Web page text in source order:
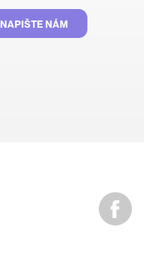
NAPIŠTE NÁM